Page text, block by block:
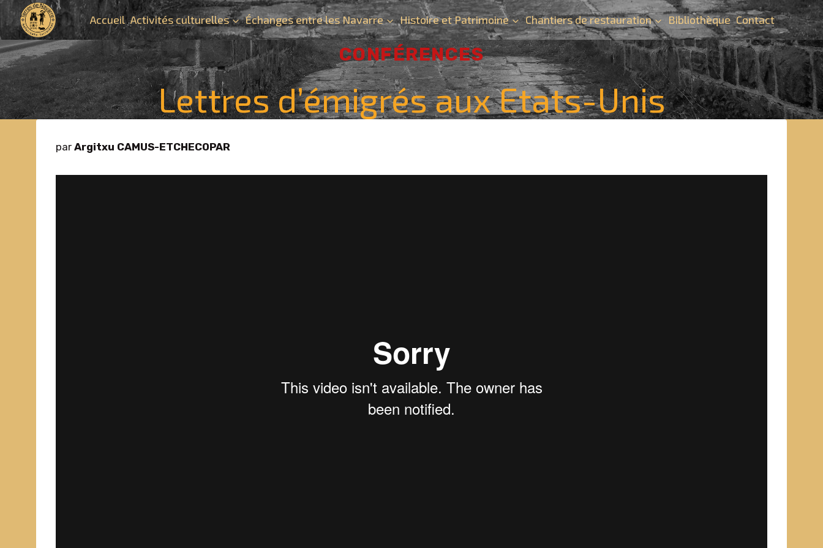
Aller
au
contenu
Accueil Activités culturelles Échanges entre les Navarre Histoire et Patrimoine Chantiers de restauration Bibliothèque Contact
CONFÉRENCES
Lettres d’émigrés aux Etats-Unis
par Argitxu CAMUS-ETCHECOPAR